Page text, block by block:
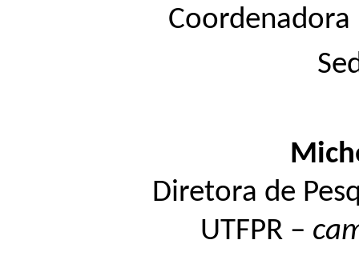
Coordenadora
Diretora de
UTFPR –